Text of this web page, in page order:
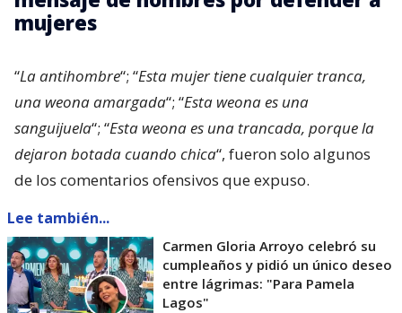
mujeres
“La antihombre“; “Esta mujer tiene cualquier tranca,
una weona amargada“; “Esta weona es una
sanguijuela“; “Esta weona es una trancada, porque la
dejaron botada cuando chica“, fueron solo algunos
de los comentarios ofensivos que expuso.
Lee también...
Carmen Gloria Arroyo celebró su
cumpleaños y pidió un único deseo
entre lágrimas: "Para Pamela
Lagos"